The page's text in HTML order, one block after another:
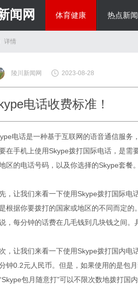
闻网 体育健康 热点新闻
详情
陵川新闻网 2023-08-28
电话收费标准！
电话是一种基于互联网的语音通信服务
在手机上使用Skype拨打国际电话，是需
区的电话号码，以及你选择的Skype套餐。
，让我们来看一下使用Skype拨打国际电
根据你要拨打的国家或地区的不同而定
，每分钟的话费在几毛钱到几块钱之间。
，让我们来看一下使用Skype拨打国内电
钟0.2元人民币。但是，如果使用的是包
包月随意打”可以不限次数地拨打国